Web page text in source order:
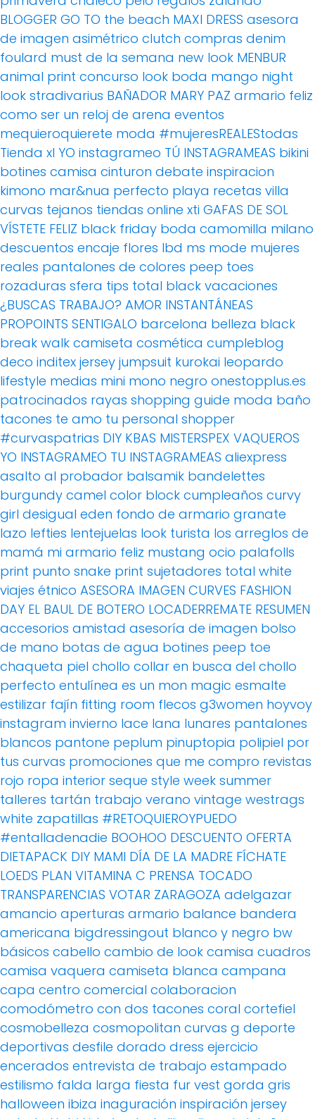
BLOGGER GO TO the beach MAXI DRESS asesora
de imagen asimétrico clutch compras denim
foulard must de la semana new look MENBUR
animal print concurso look boda mango night
look stradivarius BAÑADOR MARY PAZ armario feliz
como ser un reloj de arena eventos
mequieroquierete moda #mujeresREALEStodas
Tienda xl YO instagrameo TÚ INSTAGRAMEAS bikini
botines camisa cinturon debate inspiracion
kimono mar&nua perfecto playa recetas villa
curvas tejanos tiendas online xti GAFAS DE SOL
VÍSTETE FELIZ black friday boda camomilla milano
descuentos encaje flores lbd ms mode mujeres
reales pantalones de colores peep toes
rozaduras sfera tips total black vacaciones
¿BUSCAS TRABAJO? AMOR INSTANTÁNEAS
PROPOINTS SENTIGALO barcelona belleza black
break walk camiseta cosmética cumpleblog
deco inditex jersey jumpsuit kurokai leopardo
lifestyle medias mini mono negro onestopplus.es
patrocinados rayas shopping guide moda baño
tacones te amo tu personal shopper
#curvaspatrias DIY KBAS MISTERSPEX VAQUEROS
YO INSTAGRAMEO TU INSTAGRAMEAS aliexpress
asalto al probador balsamik bandelettes
burgundy camel color block cumpleaños curvy
girl desigual eden fondo de armario granate
lazo lefties lentejuelas look turista los arreglos de
mamá mi armario feliz mustang ocio palafolls
print punto snake print sujetadores total white
viajes étnico ASESORA IMAGEN CURVES FASHION
DAY EL BAUL DE BOTERO LOCADERREMATE RESUMEN
accesorios amistad asesoría de imagen bolso
de mano botas de agua botines peep toe
chaqueta piel chollo collar en busca del chollo
perfecto entulínea es un mon magic esmalte
estilizar fajín fitting room flecos g3women hoyvoy
instagram invierno lace lana lunares pantalones
blancos pantone peplum pinuptopia polipiel por
tus curvas promociones que me compro revistas
rojo ropa interior seque style week summer
talleres tartán trabajo verano vintage westrags
white zapatillas #RETOQUIEROYPUEDO
#entalladenadie BOOHOO DESCUENTO OFERTA
DIETAPACK DIY MAMI DÍA DE LA MADRE FÍCHATE
LOEDS PLAN VITAMINA C PRENSA TOCADO
TRANSPARENCIAS VOTAR ZARAGOZA adelgazar
amancio aperturas armario balance bandera
americana bigdressingout blanco y negro bw
básicos cabello cambio de look camisa cuadros
camisa vaquera camiseta blanca campana
capa centro comercial colaboracion
comodómetro con dos tacones coral cortefiel
cosmobelleza cosmopolitan curvas g deporte
deportivas desfile dorado dress ejercicio
encerados entrevista de trabajo estampado
estilismo falda larga fiesta fur vest gorda gris
halloween ibiza inaguración inspiración jersey